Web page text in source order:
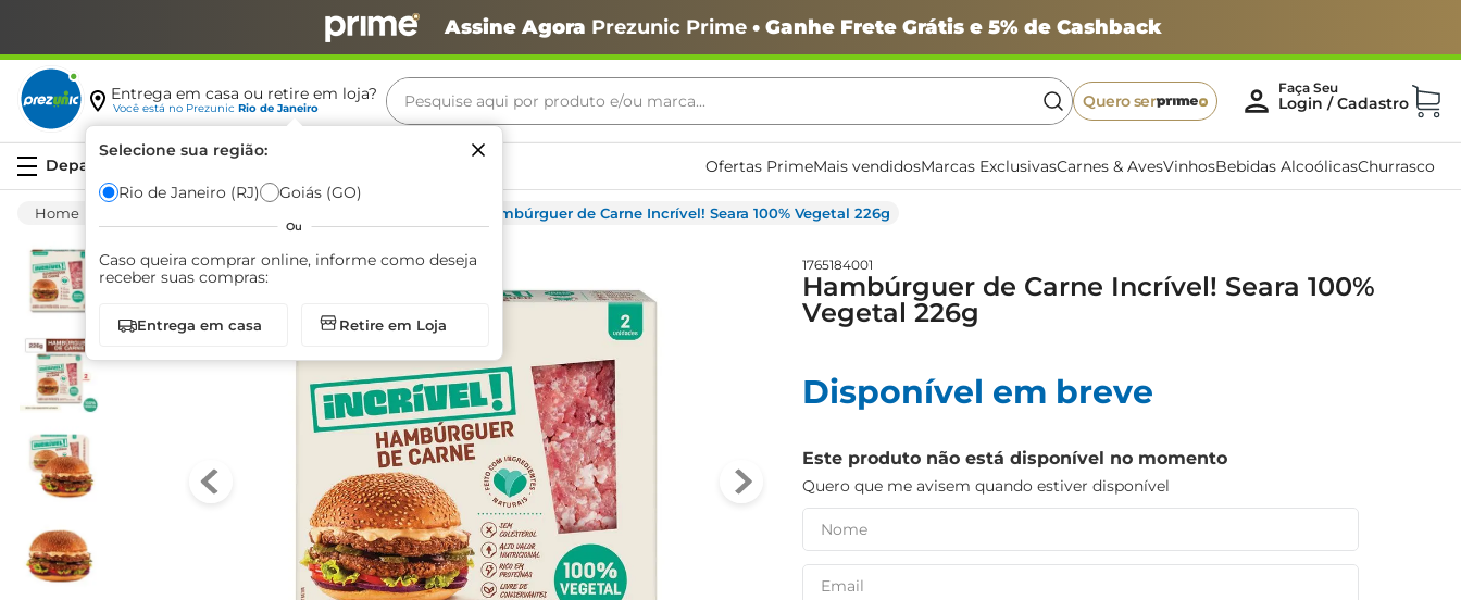
Assine Agora Prezunic Prime• Ganhe Frete Grátis e 5% de Cashback
Entrega em casa ou retire em loja?
Você está no Prezunic Rio de Janeiro
Selecione sua região:
Rio de Janeiro (RJ) Goiás (GO)
Ou
Caso queira comprar online, informe como deseja
receber suas compras:
Entrega em casa Retire em Loja
Pesquise aqui por produto e/ou marca...
Quero ser
Ofertas PrimeMais vendidosMarcas ExclusivasCarnes & AvesVinhosBebidas AlcoólicasChurrasco
Hambúrguer de Carne Incrível! Seara 100% Vegetal 226g
1765184001
Hambúrguer de Carne Incrível! Seara 100%
Vegetal 226g
Disponível em breve
Este produto não está disponível no momento
Quero que me avisem quando estiver disponível
Termos mais buscados
café
biscoito
azeite
arroz
iogurte
papel higiênico
cerveja